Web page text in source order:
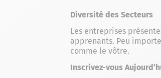
Diversité des Secteurs
Les entreprises
apprenants. Peu
comme le vôtre.
Inscrivez-vous